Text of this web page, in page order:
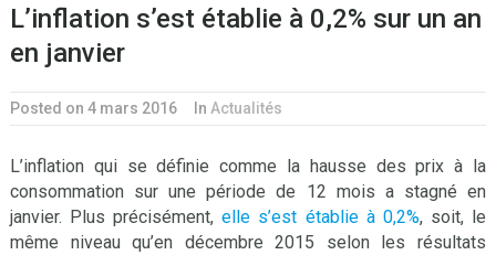
L’inflation s’est établie à 0,2% sur un an
en janvier
Posted on 4 mars 2016 In Actualités
L’inflation qui se définie comme la hausse des prix à la
consommation sur une période de 12 mois a stagné en
janvier. Plus précisément,elle s’est établie à 0,2%, soit, le
même niveau qu’en décembre 2015 selon les résultats